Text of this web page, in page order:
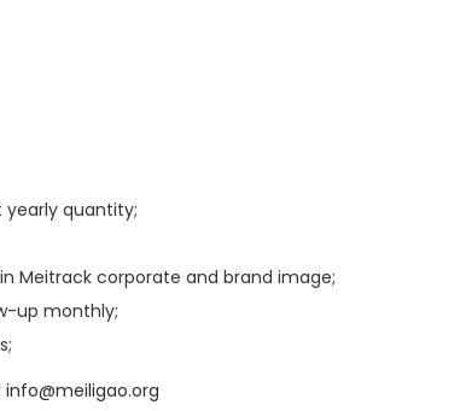
yearly quantity;
Meitrack corporate and brand image;
up monthly;
info@meiligao.org